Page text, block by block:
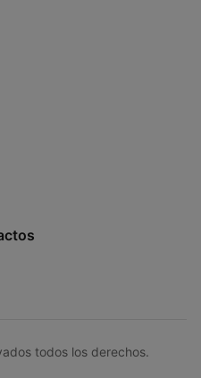
todos los derechos.